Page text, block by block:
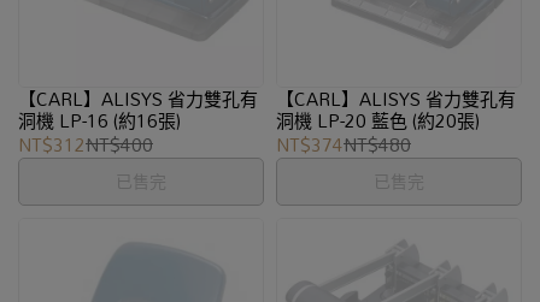
【CARL】ALISYS 省力雙孔有
洞機 LP-16 (約16張)
NT$312NT$400
已售完
【CARL】ALISYS 省力雙孔有
洞機 LP-20 藍色 (約20張)
NT$374NT$480
已售完